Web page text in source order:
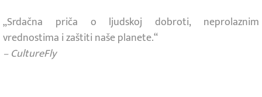
„Srdačna priča o ljudskoj dobroti, neprolaznim
vrednostima i zaštiti naše planete.“
– CultureFly